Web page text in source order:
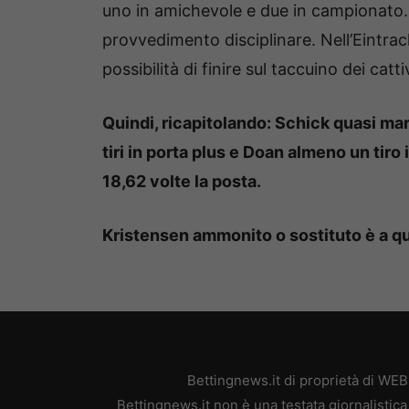
uno in amichevole e due in
provvedimento disciplinare.
possibilità di finire sul taccuino dei
Quindi, ricapitolando: Schick quasi
tiri in porta plus e Doan almeno un
18,62 volte la posta.
Kristensen ammonito o sostituto è a
Bettingnews.it di proprietà di
Bettingnews.it non è una testata